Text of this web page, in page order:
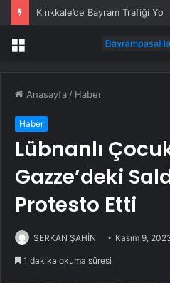
Kırıkkale’de Bayram Trafiği
Menü
Anasayfa / Haber
Haber
Lübnanlı
Gazze’deki
Protesto Etti
SERKAN ŞAHİN Kasım 9,
1 dakika okuma süresi